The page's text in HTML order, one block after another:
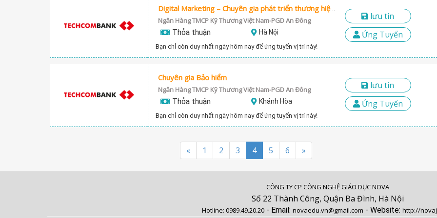
Digital Marketing – Chuyên gia phát triển thương hiệu số
Ngân Hàng TMCP Kỹ Thương Việt Nam-PGD An Đông
Thỏa thuận Hà Nội
Bạn chỉ còn duy nhất ngày hôm nay để ứng tuyển vị trí này!
lưu tin
Ứng Tuyển
Chuyên gia Bảo hiểm
Ngân Hàng TMCP Kỹ Thương Việt Nam-PGD An Đông
Thỏa thuận Khánh Hòa
Bạn chỉ còn duy nhất ngày hôm nay để ứng tuyển vị trí này!
lưu tin
Ứng Tuyển
« 1 2 3 4 5 6 »
CÔNG TY CP CÔNG NGHỆ GIÁO DỤC NOVA
Số 22 Thành Công, Quận Ba Đình, Hà Nội
Hotline: 0989.49.20.20 - Email: novaedu.vn@gmail.com - Website: http://